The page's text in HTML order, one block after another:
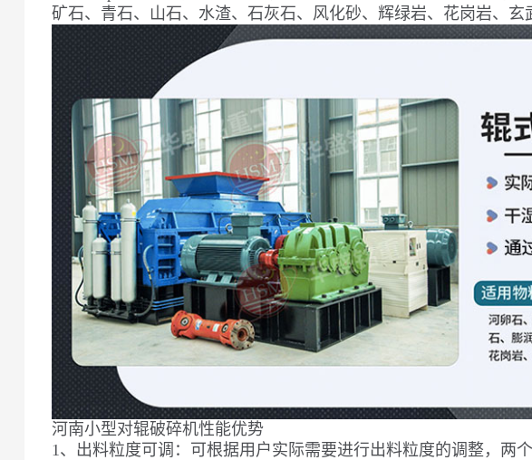
矿石、青石、山石、水渣、石灰石、风化砂、辉绿岩、花岗岩、玄
河南小型对辊破碎机性能优势
1、出料粒度可调：可根据用户实际需要进行出料粒度的调整，两